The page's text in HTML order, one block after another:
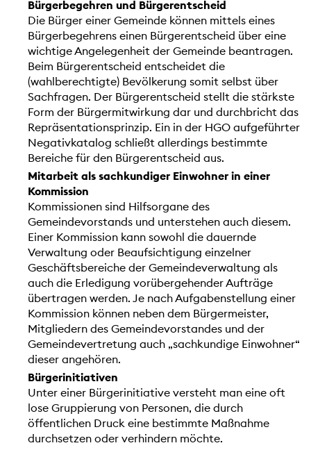
Bürgerbegehren und Bürgerentscheid
Die Bürger einer Gemeinde können mittels eines
Bürgerbegehrens einen Bürgerentscheid über eine
wichtige Angelegenheit der Gemeinde beantragen.
Beim Bürgerentscheid entscheidet die
(wahlberechtigte) Bevölkerung somit selbst über
Sachfragen. Der Bürgerentscheid stellt die stärkste
Form der Bürgermitwirkung dar und durchbricht das
Repräsentationsprinzip. Ein in der HGO aufgeführter
Negativkatalog schließt allerdings bestimmte
Bereiche für den Bürgerentscheid aus.
Mitarbeit als sachkundiger Einwohner in einer
Kommission
Kommissionen sind Hilfsorgane des
Gemeindevorstands und unterstehen auch diesem.
Einer Kommission kann sowohl die dauernde
Verwaltung oder Beaufsichtigung einzelner
Geschäftsbereiche der Gemeindeverwaltung als
auch die Erledigung vorübergehender Aufträge
übertragen werden. Je nach Aufgabenstellung einer
Kommission können neben dem Bürgermeister,
Mitgliedern des Gemeindevorstandes und der
Gemeindevertretung auch „sachkundige Einwohner“
dieser angehören.
Bürgerinitiativen
Unter einer Bürgerinitiative versteht man eine oft
lose Gruppierung von Personen, die durch
öffentlichen Druck eine bestimmte Maßnahme
durchsetzen oder verhindern möchte.